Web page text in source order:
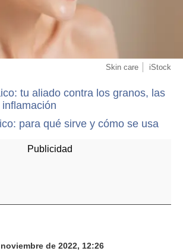
Skin care iStock
tu aliado contra los granos, las
para qué sirve y cómo se usa
de 2022, 12:26